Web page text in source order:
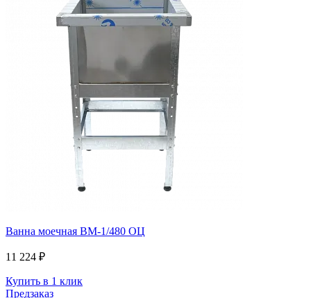
Ванна моечная ВМ-1/480 ОЦ
11 224 ₽
Купить в 1 клик
Предзаказ